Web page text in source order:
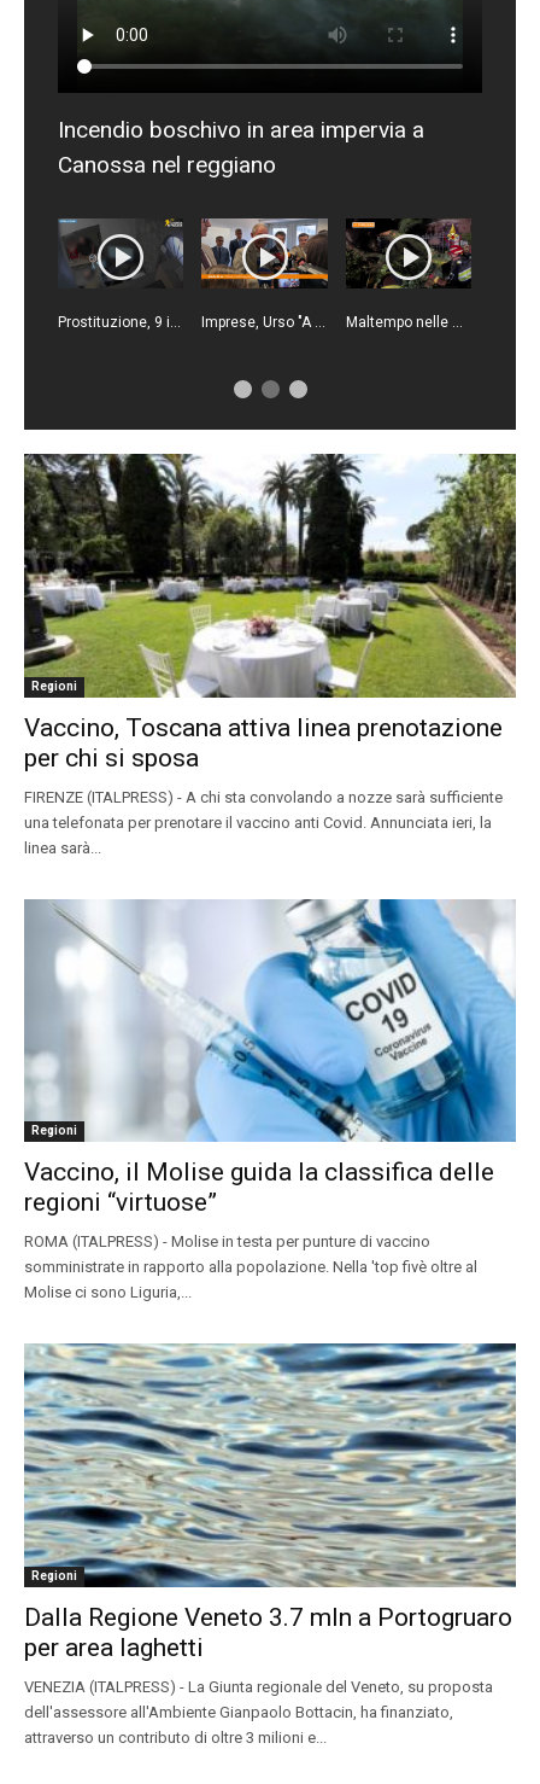
Incendio boschivo in area impervia a
Canossa nel reggiano
Prostituzione, 9 indagati tra Brescia e Verona e un locale sequestrato Imprese, Urso "A Cagliari la ventisettesima casa del Made in Italy" Maltempo nelle Marche, oltre duecento interventi dei Vigili del fuoco
Regioni
Vaccino, Toscana attiva linea prenotazione
per chi si sposa
FIRENZE (ITALPRESS) - A chi sta convolando a nozze sarà sufficiente
una telefonata per prenotare il vaccino anti Covid. Annunciata ieri, la
linea sarà...
Regioni
Vaccino, il Molise guida la classifica delle
regioni “virtuose”
ROMA (ITALPRESS) - Molise in testa per punture di vaccino
somministrate in rapporto alla popolazione. Nella 'top fivè oltre al
Molise ci sono Liguria,...
Regioni
Dalla Regione Veneto 3.7 mln a Portogruaro
per area laghetti
VENEZIA (ITALPRESS) - La Giunta regionale del Veneto, su proposta
dell'assessore all'Ambiente Gianpaolo Bottacin, ha finanziato,
attraverso un contributo di oltre 3 milioni e...